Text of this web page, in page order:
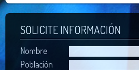
SOLICITE INFORMACIÓN
Nombre
Población